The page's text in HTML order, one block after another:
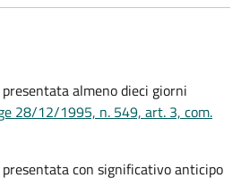
presentataalmeno dieci giorni
28/12/1995, n. 549, art. 3, com.
presentata con significativo anticipo